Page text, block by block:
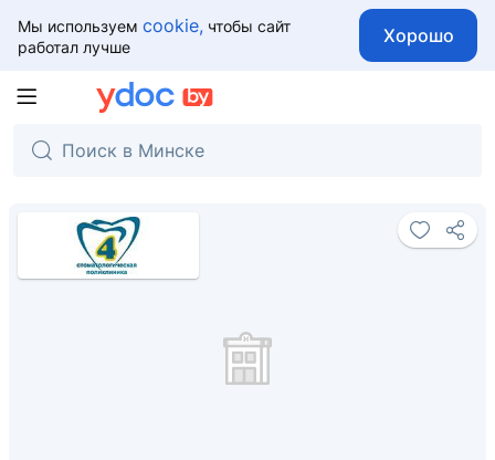
Мы используем cookie, чтобы сайт
работал лучше
Хорошо